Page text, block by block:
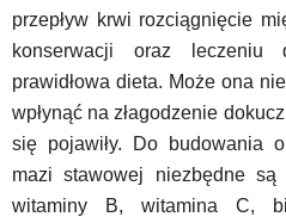
przepływ krwi rozciągnięcie
konserwacji oraz leczeniu
prawidłowa dieta. Może ona
wpłynąć na złagodzenie
się pojawiły. Do budowania
mazi stawowej niezbędne są
witaminy B, witamina C,